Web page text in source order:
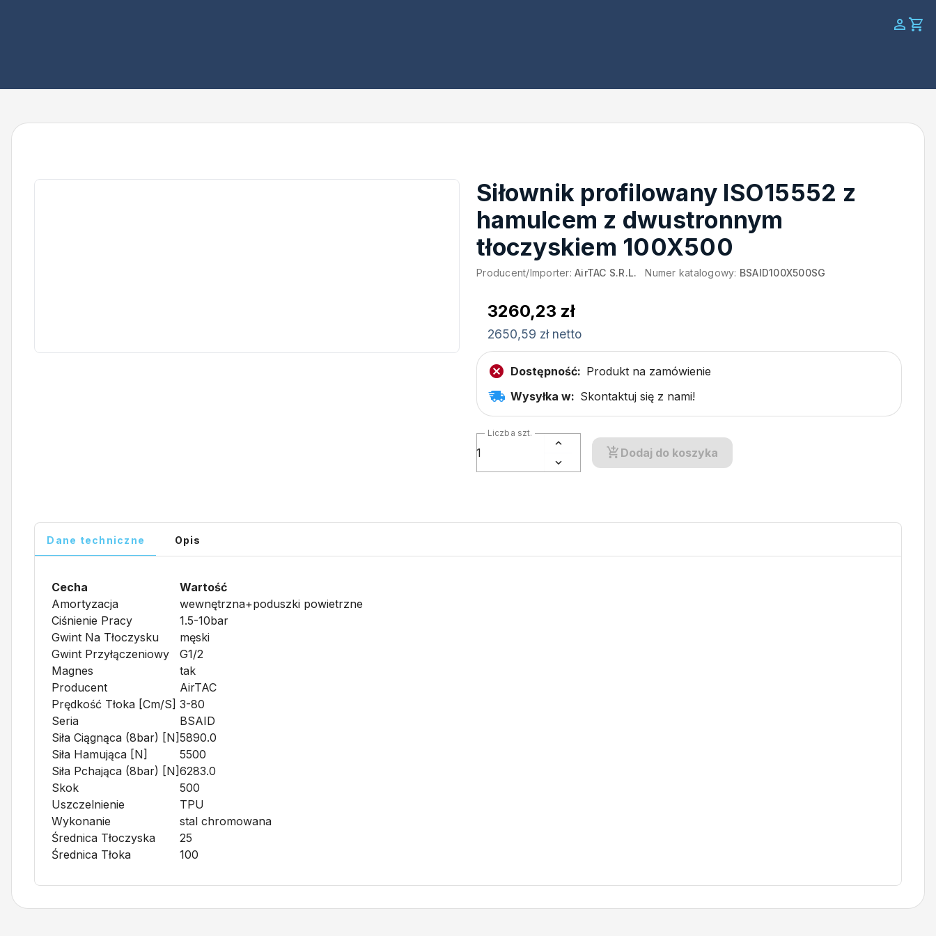
Siłownik profilowany ISO15552 z
hamulcem z dwustronnym
tłoczyskiem 100X500
Producent/Importer: AirTAC S.R.L. Numer katalogowy: BSAID100X500SG
3260,23 zł
2650,59 zł netto
Dostępność: Produkt na zamówienie
Wysyłka w: Skontaktuj się z nami!
Liczba szt.
Dodaj do koszyka
Dane techniczne Opis
Cecha
Wartość
Amortyzacja
wewnętrzna+poduszki powietrzne
Ciśnienie Pracy
1.5-10bar
Gwint Na Tłoczysku
męski
Gwint Przyłączeniowy
G1/2
Magnes
tak
Producent
AirTAC
Prędkość Tłoka [cm/s] 3-80
Seria
BSAID
Siła Ciągnąca (8bar) [N]5890.0
Siła Hamująca [N]
5500
Siła Pchająca (8bar) [N]6283.0
Skok
500
Uszczelnienie
TPU
Wykonanie
stal chromowana
Średnica Tłoczyska
25
Średnica Tłoka
100